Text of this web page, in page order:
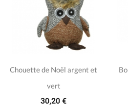
Chouette de Noël argent et
vert
30,20 €